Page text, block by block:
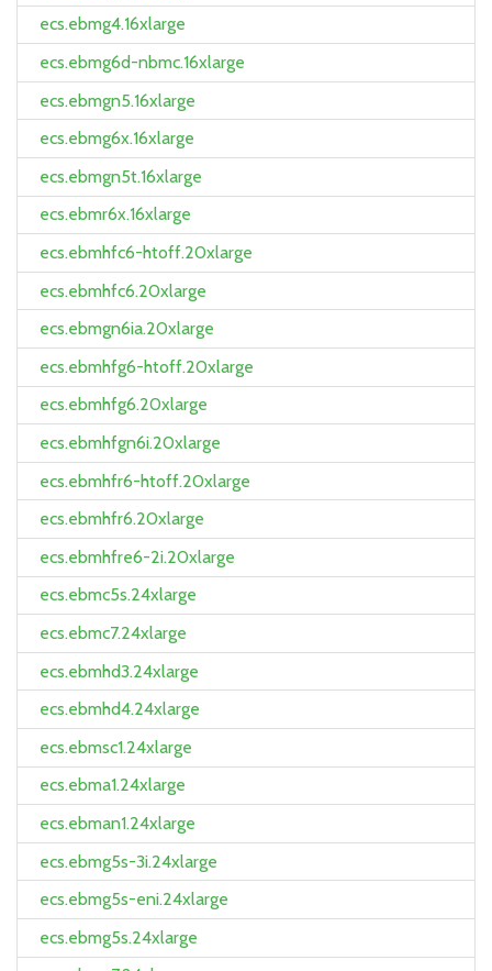
ecs.ebmg4.16xlarge
ecs.ebmg6d-nbmc.16xlarge
ecs.ebmgn5.16xlarge
ecs.ebmg6x.16xlarge
ecs.ebmgn5t.16xlarge
ecs.ebmr6x.16xlarge
ecs.ebmhfc6-htoff.20xlarge
ecs.ebmhfc6.20xlarge
ecs.ebmgn6ia.20xlarge
ecs.ebmhfg6-htoff.20xlarge
ecs.ebmhfg6.20xlarge
ecs.ebmhfgn6i.20xlarge
ecs.ebmhfr6-htoff.20xlarge
ecs.ebmhfr6.20xlarge
ecs.ebmhfre6-2i.20xlarge
ecs.ebmc5s.24xlarge
ecs.ebmc7.24xlarge
ecs.ebmhd3.24xlarge
ecs.ebmhd4.24xlarge
ecs.ebmsc1.24xlarge
ecs.ebma1.24xlarge
ecs.ebman1.24xlarge
ecs.ebmg5s-3i.24xlarge
ecs.ebmg5s-eni.24xlarge
ecs.ebmg5s.24xlarge